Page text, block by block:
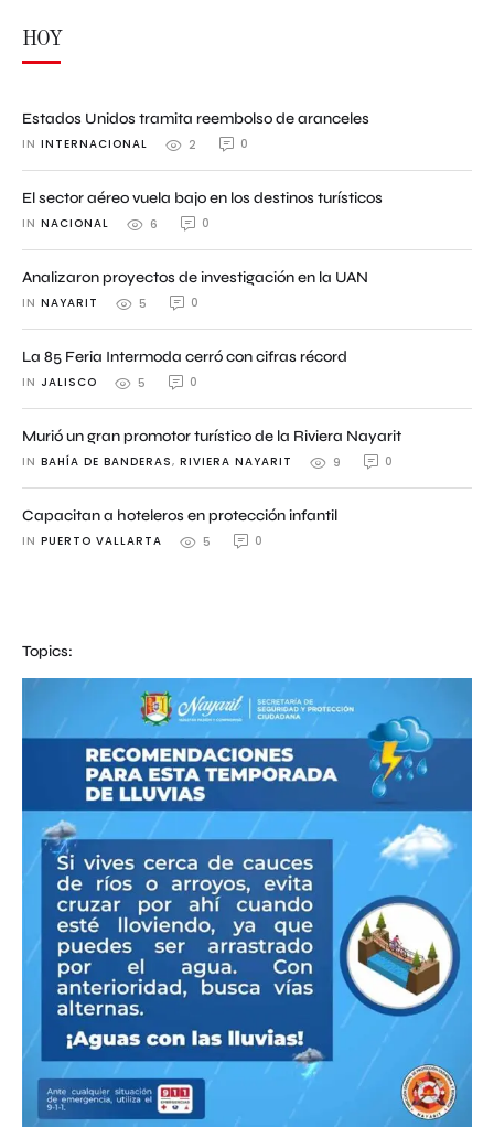
HOY
Estados Unidos tramita reembolso de aranceles
IN INTERNACIONAL 2 0
El sector aéreo vuela bajo en los destinos turísticos
IN NACIONAL 6 0
Analizaron proyectos de investigación en la UAN
IN NAYARIT 5 0
La 85 Feria Intermoda cerró con cifras récord
IN JALISCO 5 0
Murió un gran promotor turístico de la Riviera Nayarit
IN BAHÍA DE BANDERAS, RIVIERA NAYARIT 9 0
Capacitan a hoteleros en protección infantil
IN PUERTO VALLARTA 5 0
Topics: